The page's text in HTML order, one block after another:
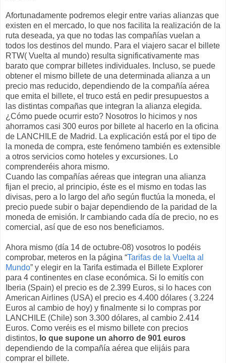
Afortunadamente podremos elegir entre varias alianzas que
existen en el mercado, lo que nos facilita la realización de la
ruta deseada, ya que no todas las compañías vuelan a
todos los destinos del mundo. Para el viajero sacar el billete
RTW( Vuelta al mundo) resulta significativamente mas
barato que comprar billetes individuales. Incluso, se puede
obtener el mismo billete de una determinada alianza a un
precio mas reducido, dependiendo de la compañía aérea
que emita el billete, el truco está en pedir presupuestos a
las distintas compañas que integran la alianza elegida.
¿Cómo puede ocurrir esto? Nosotros lo hicimos y nos
ahorramos casi 300 euros por billete al hacerlo en la oficina
de LANCHILE de Madrid. La explicación está por el tipo de
la moneda de compra, este fenómeno también es extensible
a otros servicios como hoteles y excursiones. Lo
comprenderéis ahora mismo.
Cuando las compañías aéreas que integran una alianza
fijan el precio, al principio, éste es el mismo en todas las
divisas, pero a lo largo del año según fluctúa la moneda, el
precio puede subir o bajar dependiendo de la paridad de la
moneda de emisión. Ir cambiando cada día de precio, no es
comercial, así que de eso nos beneficiamos.
Ahora mismo (día 14 de octubre-08) vosotros lo podéis
comprobar, meteros en la página “Tarifas de la Vuelta al
Mundo” y elegir en la Tarifa estimada el Billete Explorer
para 4 continentes en clase económica. Si lo emitís con
Iberia (Spain) el precio es de 2.399 Euros, si lo haces con
American Airlines (USA) el precio es 4.400 dólares ( 3.224
Euros al cambio de hoy) y finalmente si lo compras por
LANCHILE (Chile) son 3.300 dólares, al cambio 2.414
Euros. Como veréis es el mismo billete con precios
distintos, lo que supone un ahorro de 901 euros
dependiendo de la compañía aérea que elijáis para
comprar el billete.